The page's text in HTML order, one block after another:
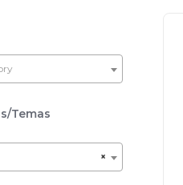
Temas
×